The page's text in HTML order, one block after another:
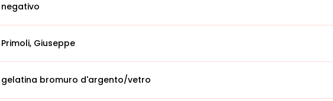
negativo
Primoli, Giuseppe
gelatina bromuro d'argento/vetro